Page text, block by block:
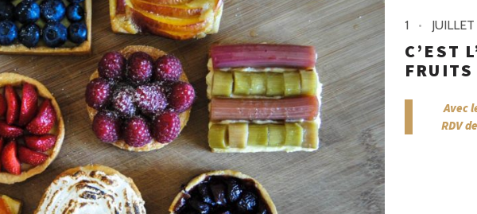
1 JUILLET
C’EST
Avec
RDV